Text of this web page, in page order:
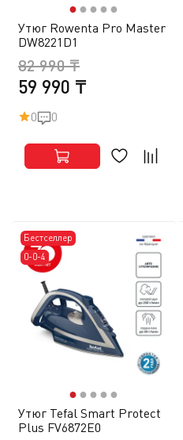
●● ● ● ●
Утюг Rowenta Pro Master
DW8221D1
59 990 ₸
82 990 ₸
0 0
Бестселлер
0-0-4
●● ● ● ●
Утюг Tefal Smart Protect
Plus FV6872E0